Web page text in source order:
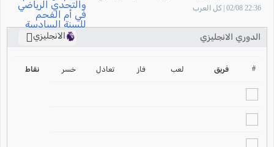
في أم الفحم للسنة السادسة على التوالي
22:36 02/08 | كل العرب
الدوري الانجليزي
الانجليزي
2024-2025 # فريق لعب فاز تعادل خسر نقاط